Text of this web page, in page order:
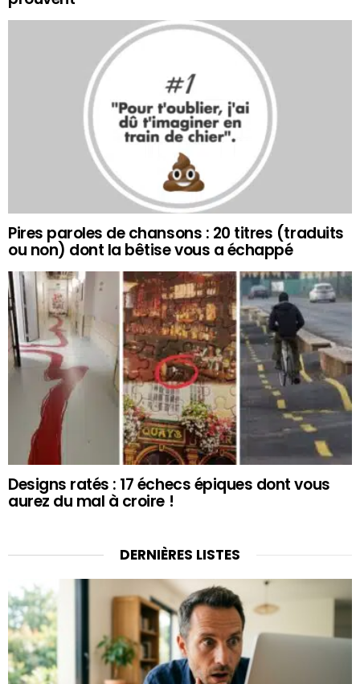
Pires paroles de chansons : 20 titres (traduits
ou non) dont la bêtise vous a échappé
Designs ratés : 17 échecs épiques dont vous
aurez du mal à croire !
DERNIÈRES LISTES